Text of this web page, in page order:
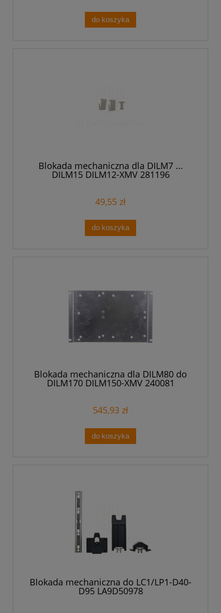
do koszyka
Blokada mechaniczna dla DILM7 ...
DILM15 DILM12-XMV 281196
49,55 zł
do koszyka
Blokada mechaniczna dla DILM80 do
DILM170 DILM150-XMV 240081
545,93 zł
do koszyka
Blokada mechaniczna do LC1/LP1-D40-
D95 LA9D50978